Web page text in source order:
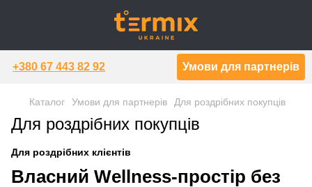
+380 67 443 82 92 Умови для партнерів
Каталог Умови для партнерів Для роздрібних покупців
Для роздрібних покупців
Для роздрібних клієнтів
Власний Wellness-простір без